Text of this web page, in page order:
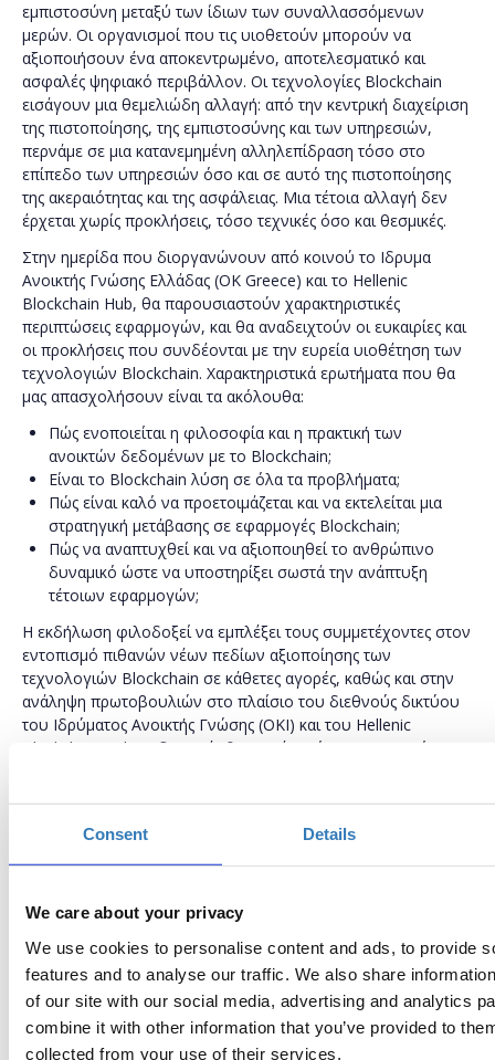
Consent Details
We care about your privacy
We use cookies to personalise content and ads, to provide
features and to analyse our traffic. We also share
of our site with our social media, advertising and analytics
combine it with other information that you’ve provided to
collected from your use of their services.
εμπιστοσύνη μεταξύ των ίδιων των συναλλασσόμενων
μερών. Οι οργανισμοί που τις υιοθετούν μπορούν να
αξιοποιήσουν ένα αποκεντρωμένο, αποτελεσματικό και
ασφαλές ψηφιακό περιβάλλον. Οι τεχνολογίες Blockchain
εισάγουν μια θεμελιώδη αλλαγή: από την κεντρική διαχείριση
της πιστοποίησης, της εμπιστοσύνης και των υπηρεσιών,
περνάμε σε μια κατανεμημένη αλληλεπίδραση τόσο στο
επίπεδο των υπηρεσιών όσο και σε αυτό της πιστοποίησης
της ακεραιότητας και της ασφάλειας. Μια τέτοια αλλαγή δεν
έρχεται χωρίς προκλήσεις, τόσο τεχνικές όσο και θεσμικές.
Στην ημερίδα που διοργανώνουν από κοινού το Ιδρυμα
Ανοικτής Γνώσης Ελλάδας (OK Greece) και το Hellenic
Blockchain Hub, θα παρουσιαστούν χαρακτηριστικές
περιπτώσεις εφαρμογών, και θα αναδειχτούν οι ευκαιρίες και
οι προκλήσεις που συνδέονται με την ευρεία υιοθέτηση των
τεχνολογιών Blockchain. Χαρακτηριστικά ερωτήματα που θα
μας απασχολήσουν είναι τα ακόλουθα:
Πώς ενοποιείται η φιλοσοφία και η πρακτική των
ανοικτών δεδομένων με το Blockchain;
Είναι το Blockchain λύση σε όλα τα προβλήματα;
Πώς είναι καλό να προετοιμάζεται και να εκτελείται μια
στρατηγική μετάβασης σε εφαρμογές Blockchain;
Πώς να αναπτυχθεί και να αξιοποιηθεί το ανθρώπινο
δυναμικό ώστε να υποστηρίξει σωστά την ανάπτυξη
τέτοιων εφαρμογών;
Η εκδήλωση φιλοδοξεί να εμπλέξει τους συμμετέχοντες στον
εντοπισμό πιθανών νέων πεδίων αξιοποίησης των
τεχνολογιών Blockchain σε κάθετες αγορές, καθώς και στην
ανάληψη πρωτοβουλιών στο πλαίσιο του διεθνούς δικτύου
του Ιδρύματος Ανοικτής Γνώσης (OKI) και του Hellenic
Blockchain Hub. Ενδεικτικές θεματικές ενότητες που πρόκειται
Γνωριμία με το Ίδρυμα Ανοικτής Γνώσης και το
Το Blockchainστις Υπηρεσίας Υγείας και Περίθαλψης
Το Blockchainστη Δημόσια Διοίκηση: θεσμικές απαιτήσεις,
νομικές και ρυθμιστικές προκλήσεις
Παρουσίαση εφαρμογής: Blockchainκαι προγράμματα
ανταμοιβής καταναλωτικής πίστης
Blockchainκαι Ανοικτά Δεδομένα